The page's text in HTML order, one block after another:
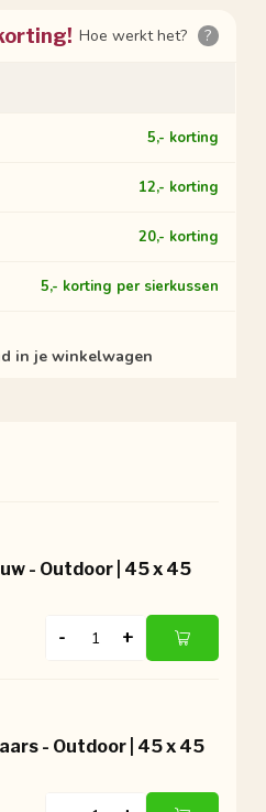
Hoe werkt het? ?
5,- korting
12,- korting
20,- korting
5,- korting per sierkussen
in je winkelwagen
- Outdoor | 45 x 45
- +
- Outdoor | 45 x 45